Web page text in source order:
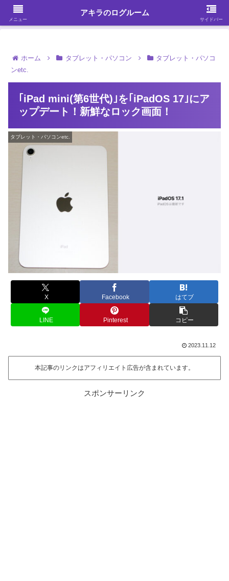
ガジェット・スマホ・パソコンを中心に何かを発見する
ホーム タブレット・パソコン
タブレット・パソコ
ンetc.
｢iPad mini(第6世代)｣を｢iPadOS 17｣にア
ップデート！新鮮なロック画面！
タブレット・パソコンetc.
X Facebook はてブ
LINE Pinterest コピー
2023.11.12
本記事のリンクはアフィリエイト広告が含まれています。
スポンサーリンク
メニュー
アキラのログルーム
サイドバー